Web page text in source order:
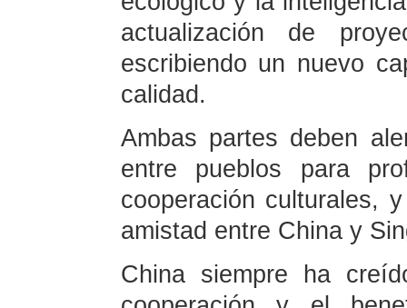
actualización de
escribiendo un nuevo
calidad.
Ambas partes deben
entre pueblos para
cooperación culturales,
amistad entre China y
China siempre ha